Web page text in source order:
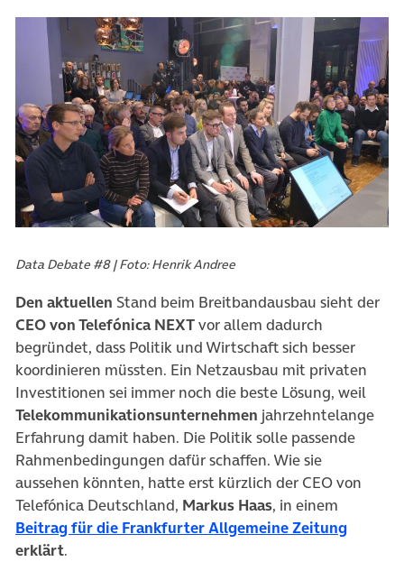
Data Debate #8 | Foto: Henrik Andree
Den aktuellen Stand beim Breitbandausbau sieht der
CEO von Telefónica NEXTvor allem dadurch
begründet, dass Politik und Wirtschaft sich besser
koordinieren müssten. Ein Netzausbau mit privaten
Investitionen sei immer noch die beste Lösung, weil
Telekommunikationsunternehmen jahrzehntelange
Erfahrung damit haben. Die Politik solle passende
Rahmenbedingungen dafür schaffen. Wie sie
aussehen könnten, hatte erst kürzlich der CEO von
Telefónica Deutschland, Markus Haas, in einem
Beitrag für die Frankfurter Allgemeine Zeitung(öffnet
erklärt.